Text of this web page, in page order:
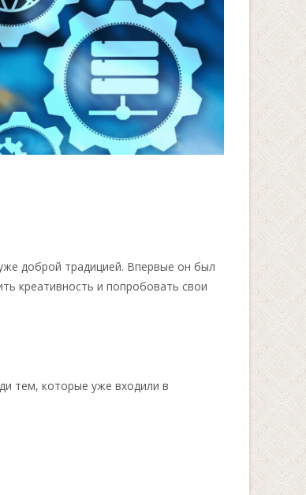
доброй традицией. Впервые он был
креативность и попробовать свои
тем, которые уже входили в